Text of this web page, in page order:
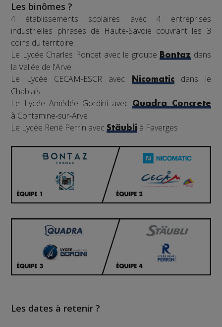
Les binômes ?
4 établissements scolaires avec 4 entreprises
industrielles phrases de Haute-Savoie couvrant les 3
coins du territoire :
Le Lycée Charles Poncet avec le groupeBontaz dans
la Vallée de l'Arve
Le Lycée CECAM-ESCR avec
Nicomaticdans le
Chablais
Le Lycée Amédée Gordini avecQuadra Concrete
à Contamine-sur-Arve
Le Lycée René Perrin avecStäubli à Faverges
Les dates à retenir ?